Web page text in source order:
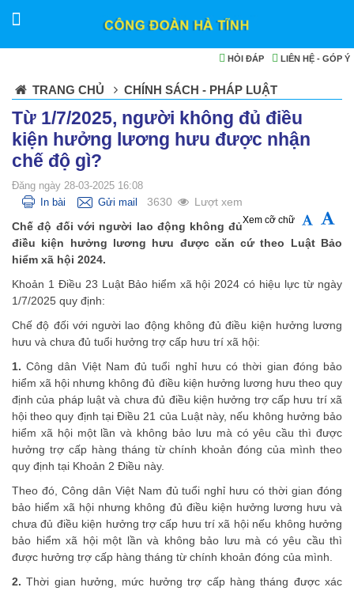
LIÊN HỆ - GÓP Ý
HỎI ĐÁP
TRANG CHỦ CHÍNH SÁCH - PHÁP LUẬT
Từ 1/7/2025, người không đủ điều
kiện hưởng lương hưu được nhận
chế độ gì?
Đăng ngày 28-03-2025 16:08
In bài
Gửi mail 3630 Lượt xem
Xem cỡ chữ
Chế độ đối với người lao động không đủ
điều kiện hưởng lương hưu được căn cứ theo Luật Bảo
hiểm xã hội 2024.
Khoản 1 Điều 23 Luật Bảo hiểm xã hội 2024 có hiệu lực từ ngày
1/7/2025 quy định:
Chế độ đối với người lao động không đủ điều kiện hưởng lương
hưu và chưa đủ tuổi hưởng trợ cấp hưu trí xã hội:
1. Công dân Việt Nam đủ tuổi nghỉ hưu có thời gian đóng bảo
hiểm xã hội nhưng không đủ điều kiện hưởng lương hưu theo quy
định của pháp luật và chưa đủ điều kiện hưởng trợ cấp hưu trí xã
hội theo quy định tại Điều 21 của Luật này, nếu không hưởng bảo
hiểm xã hội một lần và không bảo lưu mà có yêu cầu thì được
hưởng trợ cấp hàng tháng từ chính khoản đóng của mình theo
quy định tại Khoản 2 Điều này.
Theo đó, Công dân Việt Nam đủ tuổi nghỉ hưu có thời gian đóng
bảo hiểm xã hội nhưng không đủ điều kiện hưởng lương hưu và
chưa đủ điều kiện hưởng trợ cấp hưu trí xã hội nếu không hưởng
bảo hiểm xã hội một lần và không bảo lưu mà có yêu cầu thì
được hưởng trợ cấp hàng tháng từ chính khoản đóng của mình.
2. Thời gian hưởng, mức hưởng trợ cấp hàng tháng được xác